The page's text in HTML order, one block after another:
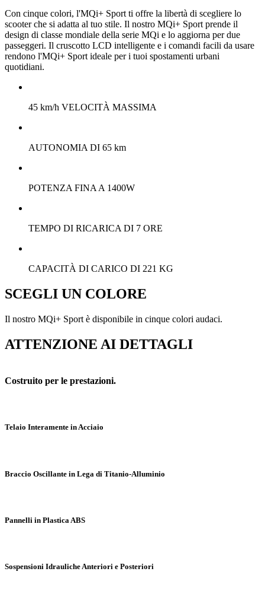
Con cinque colori, l'MQi+ Sport ti offre la libertà di scegliere lo
scooter che si adatta al tuo stile. Il nostro MQi+ Sport prende il
design di classe mondiale della serie MQi e lo aggiorna per due
passeggeri. Il cruscotto LCD intelligente e i comandi facili da usare
rendono l'MQi+ Sport ideale per i tuoi spostamenti urbani
quotidiani.
45 km/h VELOCITÀ MASSIMA
AUTONOMIA DI 65 km
POTENZA FINA A 1400W
TEMPO DI RICARICA DI 7 ORE
CAPACITÀ DI CARICO DI 221 KG
SCEGLI UN COLORE
Il nostro MQi+ Sport è disponibile in cinque colori audaci.
ATTENZIONE AI DETTAGLI
Costruito per le prestazioni.
Telaio Interamente in Acciaio
Braccio Oscillante in Lega di Titanio-Alluminio
Pannelli in Plastica ABS
Sospensioni Idrauliche Anteriori e Posteriori